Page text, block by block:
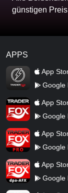
günstigen Preis
APPS
TraderFox Flash
App
Google
TraderFox App
App
Google
TraderFox Pro
App
Google
TraderFox dpa-
App
Google